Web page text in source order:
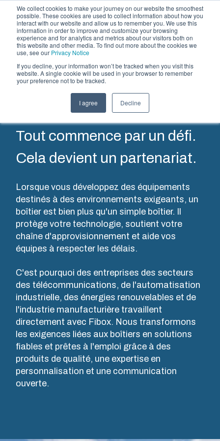
We collect cookies to make your journey on our website the smoothest
possible. These cookies are used to collect information about how you
interact with our website and allow us to remember you. We use this
information in order to improve and customize your browsing
experience and for analytics and metrics about our visitors both on
this website and other media. To find out more about the cookies we
use, see our Privacy Notice
If you decline, your information won’t be tracked when you visit this
website. A single cookie will be used in your browser to remember
your preference not to be tracked.
I agree Decline
FR
Coffrets
Notre
gamme de
coffrets
s’adapte à
toutes les
situations et
à tous les
environnements.
nos produits
sont réputés
pour leur
robustesse
et leur
durabilité.
Vous pouvez
compter sur
Fibox pour
protéger vos
innovations.
Thermoplastiques
A travers ses
Fibox
large
gamme de
boîtiers et de
coffrets
plastiques
standard. En
tant que
de l’injection
plastique,
Fibox est
également
capable de
vous
accompagner
dans la
conception
Monté
Nous
d’ateliers
de montage
et de
câblage qui
nous
permettent
d’assurer la
coffrets et
boîtiers de
commandes.
Nous
assurons
également
l’approvisionnement
de vos
nomenclatures
Offre et services
Partenaires
A propos de Fibox
Clients
directs
Tout commence par un défi.
Cela devient un partenariat.
Lorsque vous développez des équipements
destinés à des environnements exigeants, un
boîtier est bien plus qu'un simple boîtier. Il
protège votre technologie, soutient votre
chaîne d'approvisionnement et aide vos
équipes à respecter les délais.
C'est pourquoi des entreprises des secteurs
des télécommunications, de l'automatisation
industrielle, des énergies renouvelables et de
l'industrie manufacturière travaillent
directement avec Fibox. Nous transformons
les exigences liées aux boîtiers en solutions
fiables et prêtes à l'emploi grâce à des
produits de qualité, une expertise en
personnalisation et une communication
ouverte.